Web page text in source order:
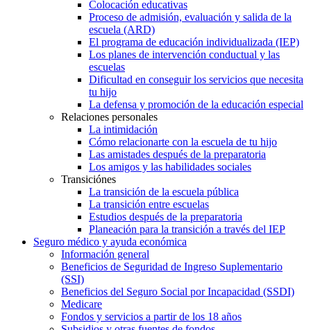
Colocación educativas
Proceso de admisión, evaluación y salida de la
escuela (ARD)
El programa de educación individualizada (IEP)
Los planes de intervención conductual y las
escuelas
Dificultad en conseguir los servicios que necesita
tu hijo
La defensa y promoción de la educación especial
Relaciones personales
La intimidación
Cómo relacionarte con la escuela de tu hijo
Las amistades después de la preparatoria
Los amigos y las habilidades sociales
Transiciónes
La transición de la escuela pública
La transición entre escuelas
Estudios después de la preparatoria
Planeación para la transición a través del IEP
Seguro médico y ayuda económica
Información general
Beneficios de Seguridad de Ingreso Suplementario
(SSI)
Beneficios del Seguro Social por Incapacidad (SSDI)
Medicare
Fondos y servicios a partir de los 18 años